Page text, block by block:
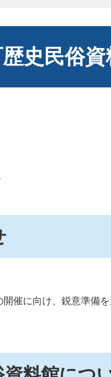
史民俗資
催に向け、鋭意準備